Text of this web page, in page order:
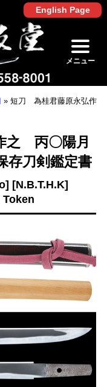
English Page
メニュー
» 短刀 為桂君藤原永弘作
之 丙〇陽月
刀剣鑑定書
[N.B.T.H.K]